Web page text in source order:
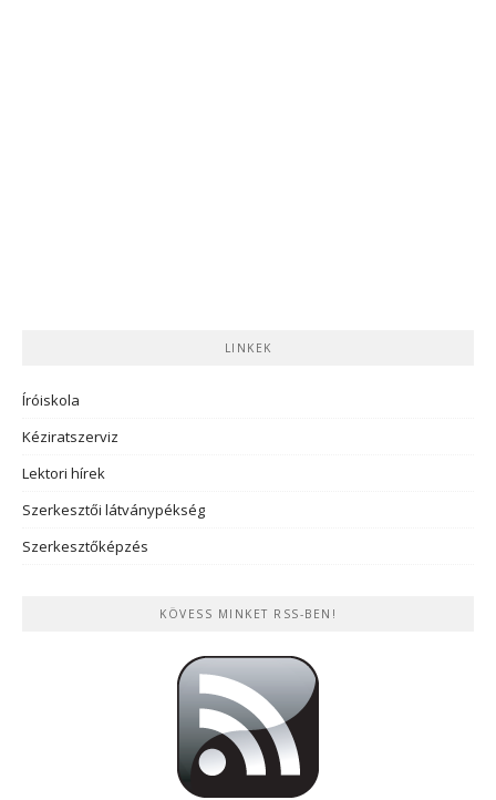
LINKEK
Íróiskola
Kéziratszerviz
Lektori hírek
Szerkesztői látványpékség
Szerkesztőképzés
KÖVESS MINKET RSS-BEN!